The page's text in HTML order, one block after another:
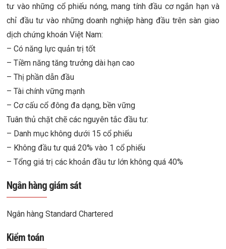
tư vào những cổ phiếu nóng, mang tính đầu cơ ngắn hạn và
chỉ đầu tư vào những doanh nghiệp hàng đầu trên sàn giao
dịch chứng khoán Việt Nam:
– Có năng lực quản trị tốt
– Tiềm năng tăng trưởng dài hạn cao
– Thị phần dẫn đầu
– Tài chính vững mạnh
– Cơ cấu cổ đông đa dạng, bền vững
Tuân thủ chặt chẽ các nguyên tắc đầu tư:
– Danh mục không dưới 15 cổ phiếu
– Không đầu tư quá 20% vào 1 cổ phiếu
– Tổng giá trị các khoản đầu tư lớn không quá 40%
Ngân hàng giám sát
Ngân hàng Standard Chartered
Kiểm toán